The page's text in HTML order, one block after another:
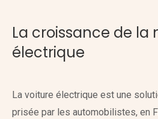
La croissance de la
électrique
La voiture électrique est une
prisée par les automobilistes, en